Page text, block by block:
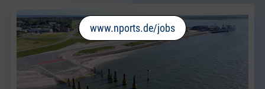
www.nports.de/jobs